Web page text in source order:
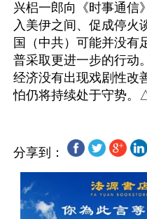
兴梠一郎向《时事通信
入美伊之间、促成停火
国（中共）可能并没有
普采取更进一步的行动
经济没有出现戏剧性改
分享到：